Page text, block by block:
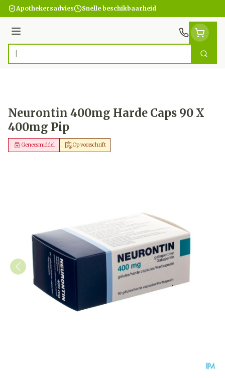
Ga naar de inhoud
Apothekersadvies Snelle beschikbaarheid
Menu
Product, merk, categorie... Zoek
Neurontin 400mg Harde Caps 90 X
400mg Pip
Op voorschrift
Geneesmiddel